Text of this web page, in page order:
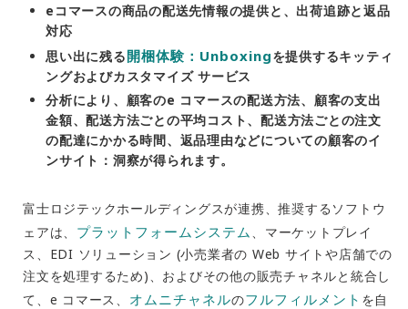
eコマースの商品の配送先情報の提供と、出荷追跡と返品
対応
思い出に残る開梱体験：Unboxingを提供するキッティ
ングおよびカスタマイズ サービス
分析により、顧客のe コマースの配送方法、顧客の支出
金額、配送方法ごとの平均コスト、配送方法ごとの注文
の配達にかかる時間、返品理由などについての顧客のイ
ンサイト：洞察が得られます。
富士ロジテックホールディングスが連携、推奨するソフトウ
ェアは、 プラットフォームシステム
、マーケットプレイ
ス、EDI ソリューション (小売業者の Web サイトや店舗での
注文を処理するため)、およびその他の販売チャネルと統合し
て、e コマース、 オムニチャネルのフルフィルメント を自